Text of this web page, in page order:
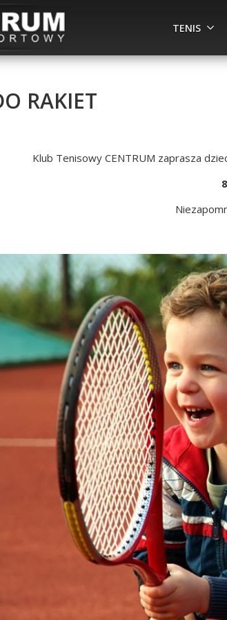
TENIS
RAKIET
Klub Tenisowy CENTRUM zaprasza